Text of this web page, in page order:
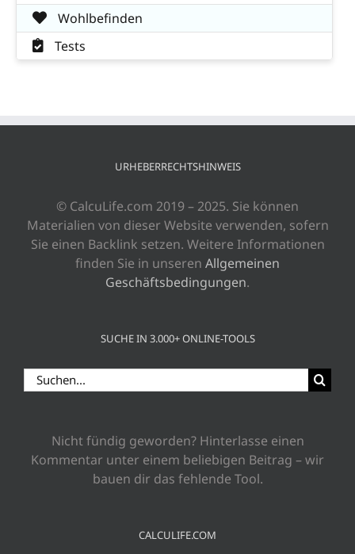
Wohlbefinden
Tests
URHEBERRECHTSHINWEIS
© CalcuLife.com 2019 – 2025. Sie können
Materialien von dieser Website verwenden, sofern
Sie einen Backlink setzen. Weitere Informationen
finden Sie in unseren Allgemeinen
Geschäftsbedingungen.
SUCHE IN 3.000+ ONLINE-TOOLS
Suche
nach:
Nicht fündig geworden? Hinterlasse einen
Kommentar unter einem beliebigen Beitrag – wir
bauen dir das fehlende Tool.
CALCULIFE.COM